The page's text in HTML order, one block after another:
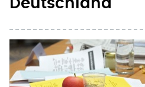
Deutschland